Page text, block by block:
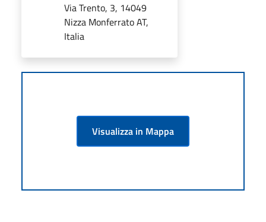
Via Trento, 3, 14049
Nizza Monferrato AT,
Italia
Visualizza in Mappa